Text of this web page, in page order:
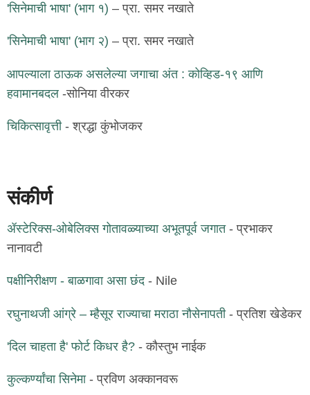
'सिनेमाची भाषा' (भाग १) – प्रा. समर नखाते
'सिनेमाची भाषा' (भाग २) – प्रा. समर नखाते
आपल्याला ठाऊक असलेल्या जगाचा अंत : कोव्हिड-१९ आणि
हवामानबदल -सोनिया वीरकर
चिकित्सावृत्ती- श्रद्धा कुंभोजकर
संकीर्ण
ॲस्टेरिक्स-ओबेलिक्स गोतावळ्याच्या अभूतपूर्व जगात- प्रभाकर
नानावटी
पक्षीनिरीक्षण - बाळगावा असा छंद- Nile
रघुनाथजी आंग्रे – म्हैसूर राज्याचा मराठा नौसेनापती- प्रतिश खेडेकर
'दिल चाहता है' फोर्ट किधर है? - कौस्तुभ नाईक
कुल्कर्ण्यांचा सिनेमा- प्रविण अक्कानवरू